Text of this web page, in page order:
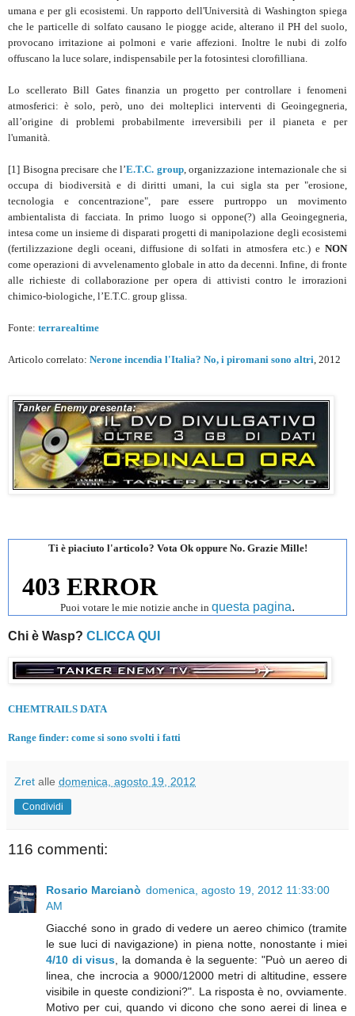
umana e per gli ecosistemi. Un rapporto dell'Università di Washington spiega
che le particelle di solfato causano le piogge acide, alterano il PH del suolo,
provocano irritazione ai polmoni e varie affezioni. Inoltre le nubi di zolfo
offuscano la luce solare, indispensabile per la fotosintesi clorofilliana.
Lo scellerato Bill Gates finanzia un progetto per controllare i fenomeni
atmosferici: è solo, però, uno dei molteplici interventi di Geoingegneria,
all’origine di problemi probabilmente irreversibili per il pianeta e per
l'umanità.
[1] Bisogna precisare che l’E.T.C. group, organizzazione internazionale che si
occupa di biodiversità e di diritti umani, la cui sigla sta per "erosione,
tecnologia e concentrazione", pare essere purtroppo un movimento
ambientalista di facciata. In primo luogo si oppone(?) alla Geoingegneria,
intesa come un insieme di disparati progetti di manipolazione degli ecosistemi
(fertilizzazione degli oceani, diffusione di solfati in atmosfera etc.) e NON
come operazioni di avvelenamento globale in atto da decenni. Infine, di fronte
alle richieste di collaborazione per opera di attivisti contro le irrorazioni
chimico-biologiche, l’E.T.C. group glissa.
Fonte: terrarealtime
Articolo correlato: Nerone incendia l'Italia? No, i piromani sono altri , 2012
Ti è piaciuto l'articolo? Vota Ok oppure No. Grazie Mille!
Puoi votare le mie notizie anche in questa pagina.
Chi è Wasp? CLICCA QUI
CHEMTRAILS DATA
Range finder: come si sono svolti i fatti
Zret alle domenica, agosto 19, 2012
Condividi
116 commenti:
Rosario Marcianò domenica, agosto 19, 2012 11:33:00
AM
Giacché sono in grado di vedere un aereo chimico (tramite
le sue luci di navigazione) in piena notte, nonostante i miei
4/10 di visus , la domanda è la seguente: "Può un aereo di
linea, che incrocia a 9000/12000 metri di altitudine, essere
visibile in queste condizioni?". La risposta è no, ovviamente.
Motivo per cui, quando vi dicono che sono aerei di linea e